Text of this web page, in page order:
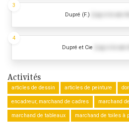
Dupré (F.)
3
Dupré et Cie
4
Activités
articles de dessin articles de peinture
encadreur, marchand de cadres marchand
marchand de tableaux marchand de toiles à